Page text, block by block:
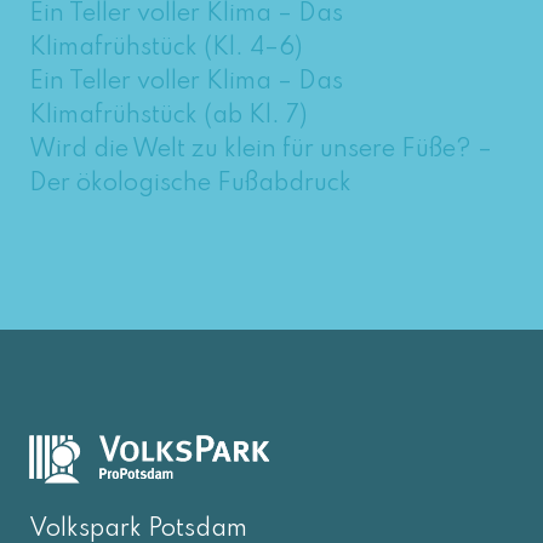
Ein Teller voller Klima – Das
Klimafrühstück (Kl. 4–6)
Ein Teller voller Klima – Das
Klimafrühstück (ab Kl. 7)
Wird die Welt zu klein für unsere Füße? –
Der ökologische Fußabdruck
Volkspark Potsdam